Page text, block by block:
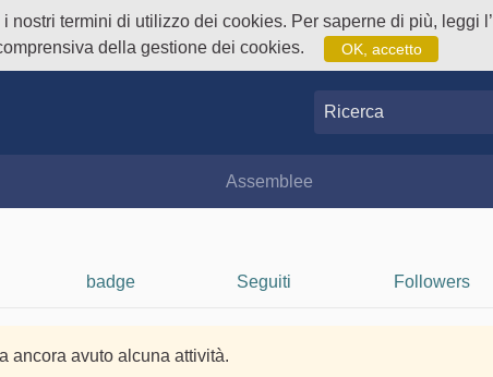
termini di utilizzo dei cookies. Per saperne di più, leggi l’
della gestione dei cookies.
OK, accetto
Ricerca
Assemblee
badge Seguiti Followers
ancora avuto alcuna attività.